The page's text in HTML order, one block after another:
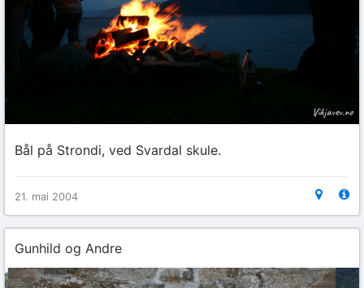
Bål på Strondi, ved Svardal skule.
21. mai 2004
Gunhild og Andre